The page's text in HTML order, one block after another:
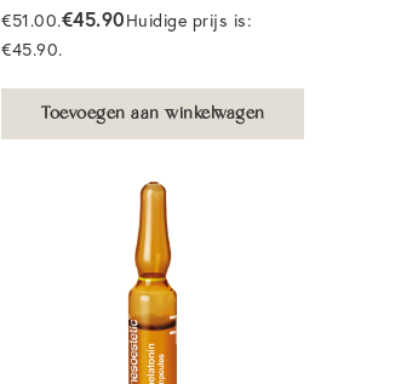
€51.00.€45.90Huidige prijs is:
€45.90.
Toevoegen aan winkelwagen